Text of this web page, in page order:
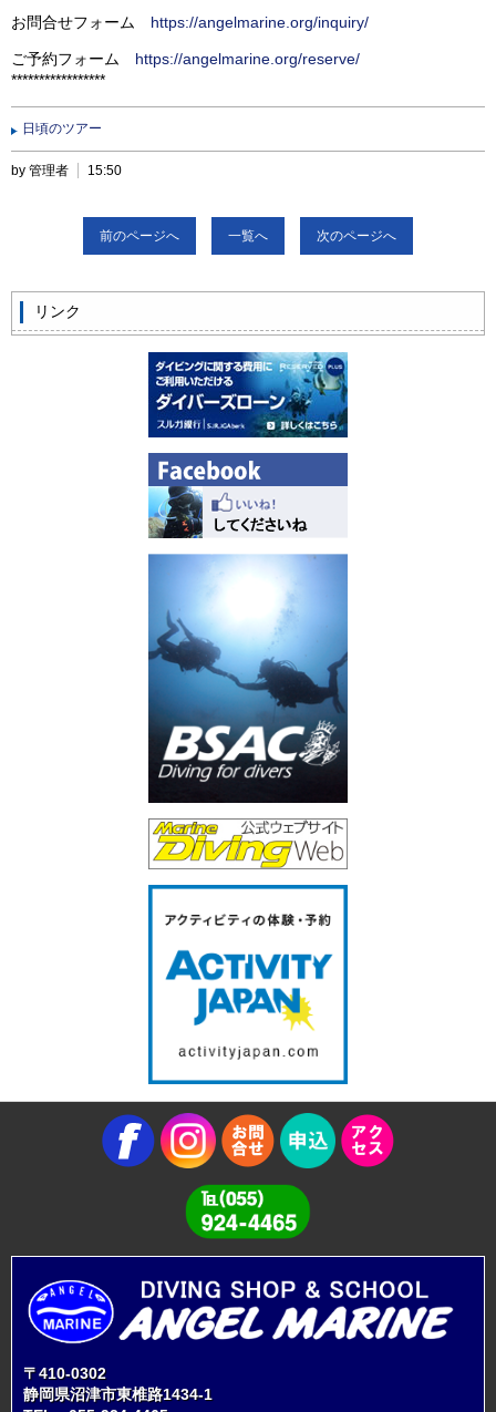
お問合せフォーム https://angelmarine.org/inquiry/
ご予約フォーム https://angelmarine.org/reserve/
*****************
日頃のツアー
by 管理者 15:50
前のページへ 一覧へ 次のページへ
リンク
〒410-0302
静岡県沼津市東椎路1434-1